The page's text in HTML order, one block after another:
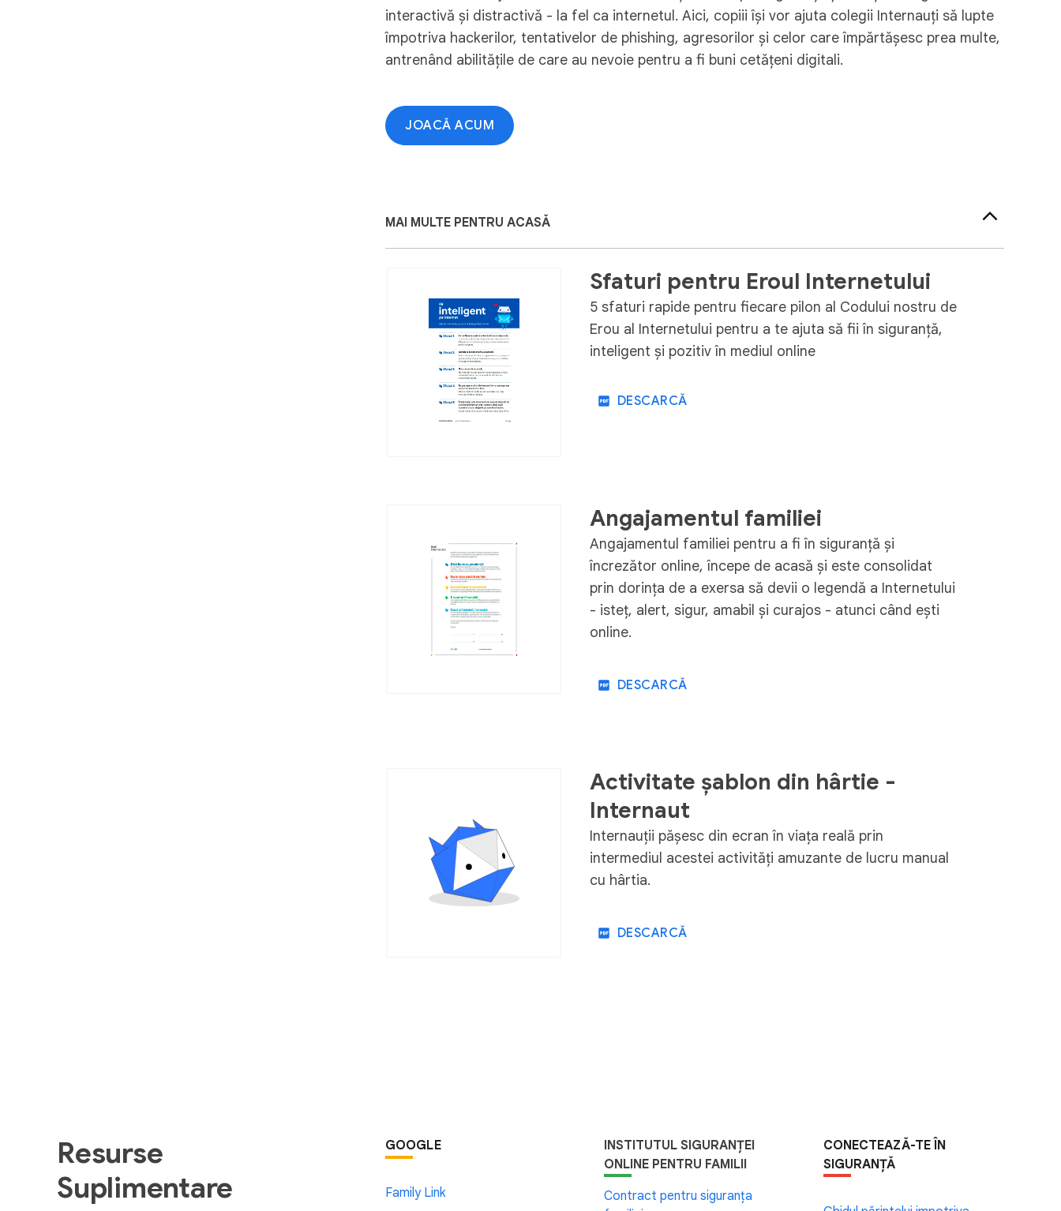
interactivă și distractivă - la fel ca internetul. Aici, copiii își vor ajuta colegii Internauți să lupte
împotriva hackerilor, tentativelor de phishing, agresorilor și celor care împărtășesc prea multe,
antrenând abilitățile de care au nevoie pentru a fi buni cetățeni digitali.
JOACĂ ACUM
MAI MULTE PENTRU ACASĂ
Sfaturi pentru Eroul Internetului
5 sfaturi rapide pentru fiecare pilon al Codului nostru de
Erou al Internetului pentru a te ajuta să fii în siguranță,
inteligent și pozitiv în mediul online
DESCARCĂ
Angajamentul familiei
Angajamentul familiei pentru a fi în siguranță și
încrezător online, începe de acasă și este consolidat
prin dorința de a exersa să devii o legendă a Internetului
- isteț, alert, sigur, amabil și curajos - atunci când ești
online.
DESCARCĂ
Activitate șablon din hârtie -
Internaut
Internauții pășesc din ecran în viața reală prin
intermediul acestei activități amuzante de lucru manual
cu hârtia.
DESCARCĂ
Resurse
Suplimentare
GOOGLE
Family Link
INSTITUTUL SIGURANȚEI
ONLINE PENTRU FAMILII
Contract pentru siguranța
CONECTEAZĂ-TE ÎN
SIGURANȚĂ